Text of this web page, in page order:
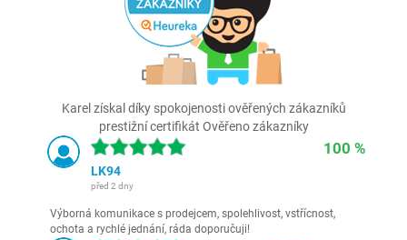
Karel získal díky spokojenosti ověřených zákazníků
prestižní certifikát Ověřeno zákazníky
100 %
LK94
před 2 dny
Výborná komunikace s prodejcem, spolehlivost, vstřícnost,
ochota a rychlé jednání, ráda doporučuji!